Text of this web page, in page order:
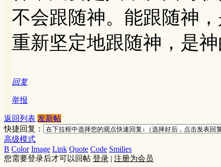
不会跟随神。能跟随神
重新坚定地跟随神，是
回复
举报
返回列表 发新帖
快捷回复：
高级模式
B Color Image Link Quote Code Smilies
您需要登录后才可以回帖 登录 | 注册为会员